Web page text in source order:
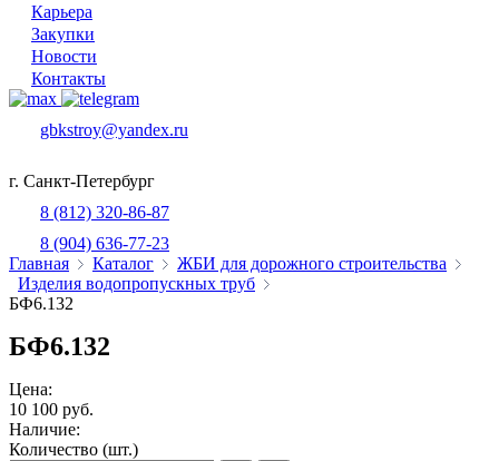
Карьера
Закупки
Новости
Контакты
gbkstroy@yandex.ru
г. Санкт-Петербург
8 (812) 320-86-87
8 (904) 636-77-23
Главная
Каталог
ЖБИ для дорожного строительства
Изделия водопропускных труб
БФ6.132
БФ6.132
Цена:
10 100 руб.
Наличие:
Количество (шт.)